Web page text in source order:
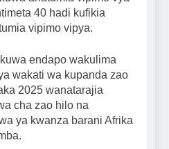
40 hadi kufikia
vipimo vipya.
endapo wakulima
wakati wa kupanda zao
2025 wanatarajia
cha zao hilo na
ya kwanza barani Afrika